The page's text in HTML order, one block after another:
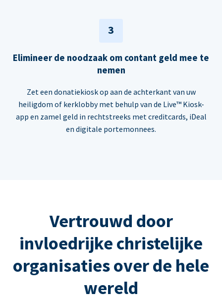
3
Elimineer de noodzaak om contant geld mee te
nemen
Zet een donatiekiosk op aan de achterkant van uw
heiligdom of kerklobby met behulp van de Live™ Kiosk-
app en zamel geld in rechtstreeks met creditcards, iDeal
en digitale portemonnees.
Vertrouwd door
invloedrijke christelijke
organisaties over de hele
wereld